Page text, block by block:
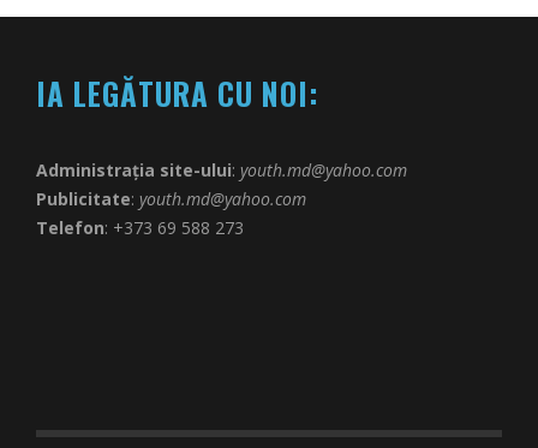
IA LEGĂTURA CU NOI:
Administrația site-ului: youth.md@yahoo.com
Publicitate: youth.md@yahoo.com
Telefon: +373 69 588 273